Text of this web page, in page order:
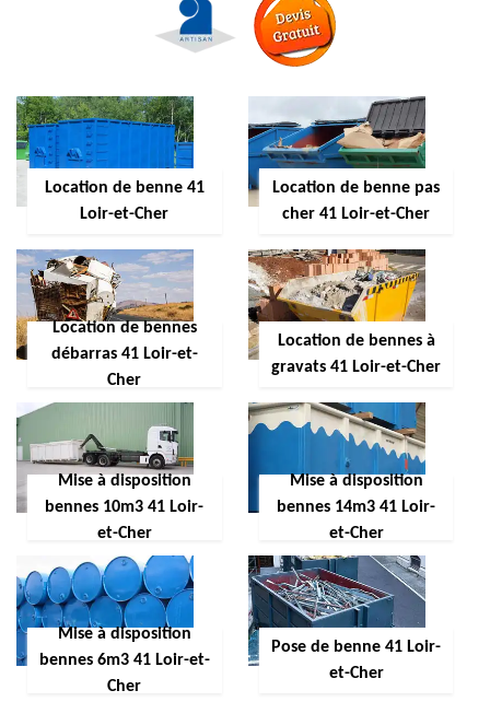
Location de benne 41
Loir-et-Cher
Location de benne pas
cher 41 Loir-et-Cher
Location de bennes
débarras 41 Loir-et-
Cher
Location de bennes à
gravats 41 Loir-et-Cher
Mise à disposition
bennes 10m3 41 Loir-
et-Cher
Mise à disposition
bennes 14m3 41 Loir-
et-Cher
Mise à disposition
bennes 6m3 41 Loir-et-
Cher
Pose de benne 41 Loir-
et-Cher